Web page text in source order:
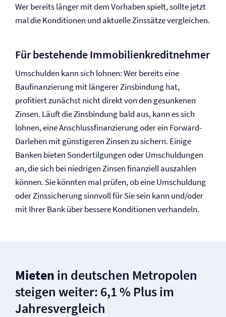
Wer bereits länger mit dem Vorhaben spielt, sollte jetzt
mal die Konditionen und aktuelle Zinssätze vergleichen.
Für bestehende Immobilienkreditnehmer
Umschulden kann sich lohnen: Wer bereits eine
Baufinanzierung mit längerer Zinsbindung hat,
profitiert zunächst nicht direkt von den gesunkenen
Zinsen. Läuft die Zinsbindung bald aus, kann es sich
lohnen, eine Anschlussfinanzierung oder ein Forward-
Darlehen mit günstigeren Zinsen zu sichern. Einige
Banken bieten Sondertilgungen oder Umschuldungen
an, die sich bei niedrigen Zinsen finanziell auszahlen
können. Sie könnten mal prüfen, ob eine Umschuldung
oder Zinssicherung sinnvoll für Sie sein kann und/oder
mit Ihrer Bank über bessere Konditionen verhandeln.
Mieten in deutschen Metropolen
steigen weiter: 6,1 % Plus im
Jahresvergleich